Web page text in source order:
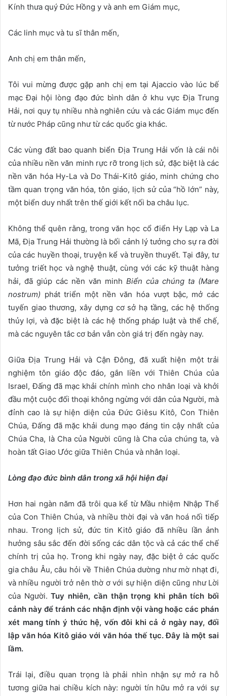
Kính thưa quý Đức Hồng y và anh em Giám mục,
Các linh mục và tu sĩ thân mến,
Anh chị em thân mến,
Tôi vui mừng được gặp anh chị em tại Ajaccio vào lúc bế
mạc Đại hội lòng đạo đức bình dân ở khu vực Địa Trung
Hải, nơi quy tụ nhiều nhà nghiên cứu và các Giám mục đến
từ nước Pháp cũng như từ các quốc gia khác.
Các vùng đất bao quanh biển Địa Trung Hải vốn là cái nôi
của nhiều nền văn minh rực rỡ trong lịch sử, đặc biệt là các
nền văn hóa Hy-La và Do Thái-Kitô giáo, minh chứng cho
tầm quan trọng văn hóa, tôn giáo, lịch sử của “hồ lớn” này,
một biển duy nhất trên thế giới kết nối ba châu lục.
Không thể quên rằng, trong văn học cổ điển Hy Lạp và La
Mã, Địa Trung Hải thường là bối cảnh lý tưởng cho sự ra đời
của các huyền thoại, truyện kể và truyền thuyết. Tại đây, tư
tưởng triết học và nghệ thuật, cùng với các kỹ thuật hàng
hải, đã giúp các nền văn minh Biển của chúng ta (Mare
nostrum) phát triển một nền văn hóa vượt bậc, mở các
tuyến giao thương, xây dựng cơ sở hạ tầng, các hệ thống
thủy lợi, và đặc biệt là các hệ thống pháp luật và thể chế,
mà các nguyên tắc cơ bản vẫn còn giá trị đến ngày nay.
Giữa Địa Trung Hải và Cận Đông, đã xuất hiện một trải
nghiệm tôn giáo độc đáo, gắn liền với Thiên Chúa của
Israel, Đấng đã mạc khải chính mình cho nhân loại và khởi
đầu một cuộc đối thoại không ngừng với dân của Người, mà
đỉnh cao là sự hiện diện của Đức Giêsu Kitô, Con Thiên
Chúa, Đấng đã mặc khải dung mạo đáng tin cậy nhất của
Chúa Cha, là Cha của Người cũng là Cha của chúng ta, và
hoàn tất Giao Ước giữa Thiên Chúa và nhân loại.
Lòng đạo đức bình dân trong xã hội hiện đại
Hơn hai ngàn năm đã trôi qua kể từ Mầu nhiệm Nhập Thể
của Con Thiên Chúa, và nhiều thời đại và văn hoá nối tiếp
nhau. Trong lịch sử, đức tin Kitô giáo đã nhiều lần ảnh
hưởng sâu sắc đến đời sống các dân tộc và cả các thể chế
chính trị của họ. Trong khi ngày nay, đặc biệt ở các quốc
gia châu Âu, câu hỏi về Thiên Chúa dường như mờ nhạt đi,
và nhiều người trở nên thờ ơ với sự hiện diện cũng như Lời
của Người.Tuy nhiên, cần thận trọng khi phân tích bối
cảnh này để tránh các nhận định vội vàng hoặc các phán
xét mang tính ý thức hệ, vốn đôi khi cả ở ngày nay, đối
lập văn hóa Kitô giáo với văn hóa thế tục. Đây là một sai
lầm.
Trái lại, điều quan trọng là phải nhìn nhận sự mở ra hỗ
tương giữa hai chiều kích này: người tín hữu mở ra với sự